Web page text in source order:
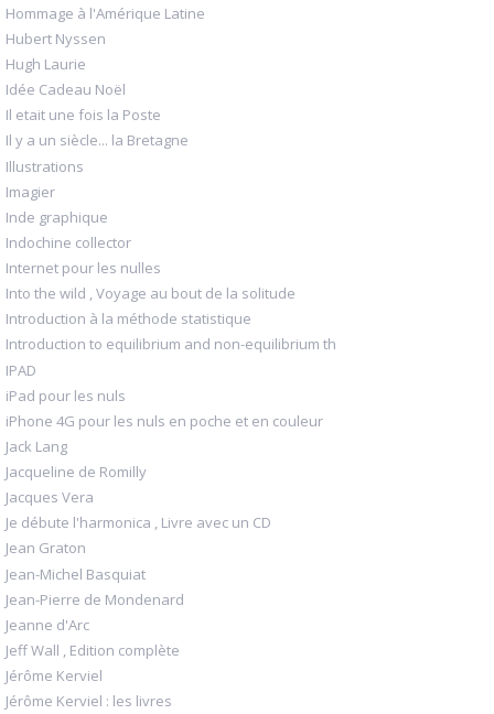
Hommage à l'Amérique Latine
Hubert Nyssen
Hugh Laurie
Idée Cadeau Noël
Il etait une fois la Poste
Il y a un siècle... la Bretagne
Illustrations
Imagier
Inde graphique
Indochine collector
Internet pour les nulles
Into the wild , Voyage au bout de la solitude
Introduction à la méthode statistique
Introduction to equilibrium and non-equilibrium th
IPAD
iPad pour les nuls
iPhone 4G pour les nuls en poche et en couleur
Jack Lang
Jacqueline de Romilly
Jacques Vera
Je débute l'harmonica , Livre avec un CD
Jean Graton
Jean-Michel Basquiat
Jean-Pierre de Mondenard
Jeanne d'Arc
Jeff Wall , Edition complète
Jérôme Kerviel
Jérôme Kerviel : les livres